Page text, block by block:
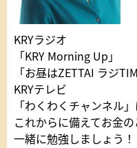
KRYラジオ
「KRY Morning Up」
「お昼はZETTAI ラジ
KRYテレビ
「わくわくチャンネル」
これからに備えてお金
一緒に勉強しましょう！